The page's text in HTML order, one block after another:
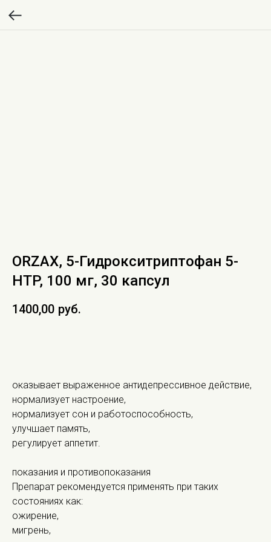
ORZAX, 5-Гидрокситриптофан 5-
HTP, 100 мг, 30 капсул
1400,00 руб.
оказывает выраженное антидепрессивное действие,
нормализует настроение,
нормализует сон и работоспособность,
улучшает память,
регулирует аппетит.
показания и противопоказания
Препарат рекомендуется применять при таких
состояниях как:
ожирение,
мигрень,